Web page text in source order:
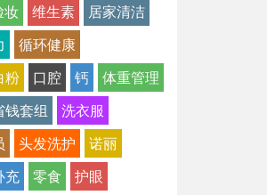
妆 维生素
居家清洁
循环健康
粉 口腔 钙
体重管理
钱套组
洗衣服
头发洗护
诺丽
充 零食
护眼